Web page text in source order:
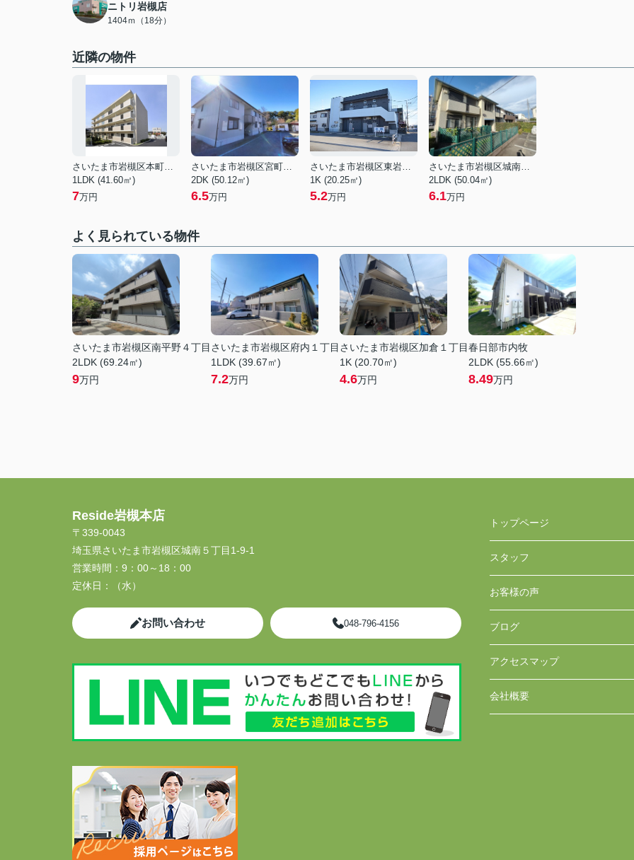
ニトリ岩槻店
1404ｍ（18分）
近隣の物件
さいたま市岩槻区本町６丁目
1LDK (41.60㎡)
7万円
さいたま市岩槻区宮町２丁目
2DK (50.12㎡)
6.5万円
さいたま市岩槻区東岩槻６丁目
1K (20.25㎡)
5.2万円
さいたま市岩槻区城南５丁目
2LDK (50.04㎡)
6.1万円
よく見られている物件
さいたま市岩槻区南平野４丁目
2LDK (69.24㎡)
9万円
さいたま市岩槻区府内１丁目
1LDK (39.67㎡)
7.2万円
さいたま市岩槻区加倉１丁目
1K (20.70㎡)
4.6万円
春日部市内牧
2LDK (55.66㎡)
8.49万円
Reside岩槻本店
〒339-0043
埼玉県さいたま市岩槻区城南５丁目1-9-1
営業時間： 9：00～18：00
定休日：
（水）
お問い合わせ 048-796-4156
トップページ
スタッフ
お客様の声
ブログ
アクセスマップ
会社概要